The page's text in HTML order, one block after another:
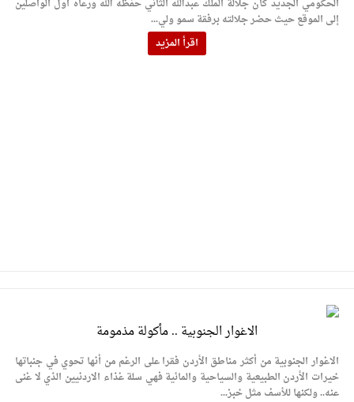
الحكومي الجديد كان جلالة الملك عبدالله الثاني حفظه الله ورعاه اول الواصلين
إلى الموقع حيث حضر جلالته برفقة سمو ولي...
اقرأ المزيد
الاغوار الجنوبية .. مأكولة مذمومة
الاغوار الجنوبية من أكثر مناطق الأردن فقرا على الرغم من أنها تحوي في جنباتها
خيرات الأردن الطبيعية والسياحية والمائية فهي سلة غذاء الاردنيين الذي لا غنى
عنه.. ولكنها للأسف مثل خبز...